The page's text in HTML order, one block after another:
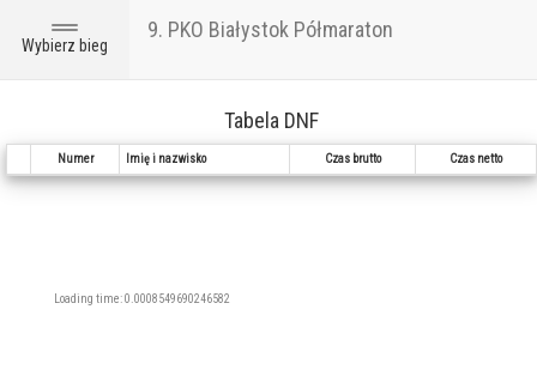
Toggle
navigation
Wybierz bieg
9. PKO Białystok Półmaraton
Tabela DNF
Numer Imię i nazwisko Czas brutto Czas netto
Loading time: 0.0008549690246582